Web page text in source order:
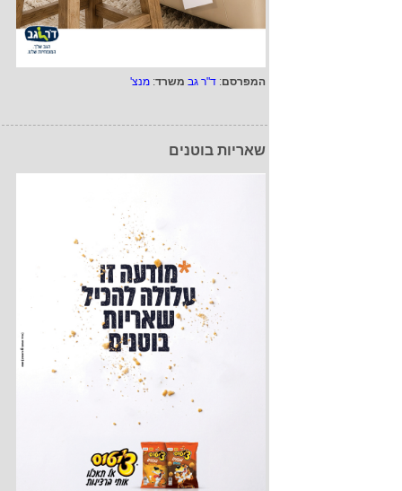
המפרסם: ד"ר גב משרד: מנצ'
שאריות בוטנים